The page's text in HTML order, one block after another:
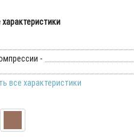
характеристики
-
все характеристики